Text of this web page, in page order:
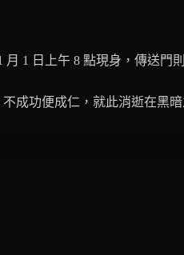
1 日上午 8 點現身，傳送門
成功便成仁，就此消逝在黑